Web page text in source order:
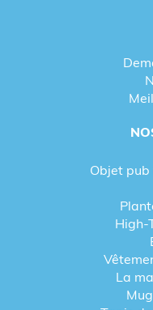
Objet pub
High-
La